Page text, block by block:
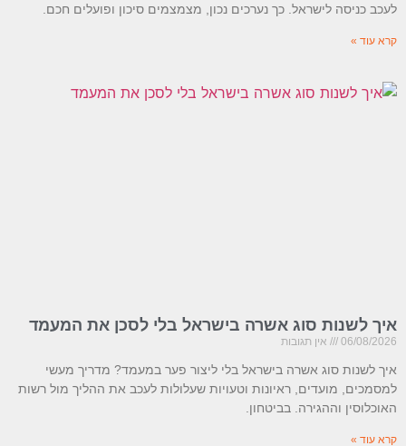
לעכב כניסה לישראל. כך נערכים נכון, מצמצמים סיכון ופועלים חכם.
קרא עוד »
איך לשנות סוג אשרה בישראל בלי לסכן את המעמד
06/08/2026 אין תגובות
איך לשנות סוג אשרה בישראל בלי ליצור פער במעמד? מדריך מעשי
למסמכים, מועדים, ראיונות וטעויות שעלולות לעכב את ההליך מול רשות
האוכלוסין וההגירה. בביטחון.
קרא עוד »